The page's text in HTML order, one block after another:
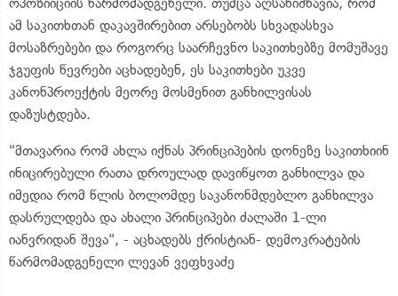
ამ საკითხთან დაკავშირებით არსებობს სხვადასხვა
მოსაზრებები და როგორც საარჩევნო საკითხებზე მომუშავე
ჯგუფის წევრები აცხადებენ, ეს საკითხები უკვე
კანონპროექტის მეორე მოსმენით განხილვისას
დაზუსტდება.
"მთავარია რომ ახლა იქნას პრინციპების დონეზე საკითხიინ
ინიცირებული რათა დროულად დავიწყოთ განხილვა და
იმედია რომ წლის ბოლომდე საკანონმდებლო განხილვა
დასრულდება და ახალი პრინციპები ძალაში 1-ლი
იანვრიდან შევა", - აცხადებს ქრისტიან- დემოკრატების
წარმომადგენელი ლევან ვეფხვაძე